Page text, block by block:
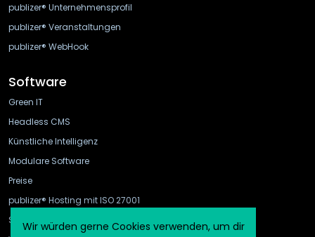
publizer® Unternehmensprofil
publizer® Veranstaltungen
publizer® WebHook
Software
Green IT
Headless CMS
Künstliche Intelligenz
Modulare Software
Preise
publizer® Hosting mit ISO 27001
Schnittstellen
Wir würden gerne Cookies verwenden, um dir